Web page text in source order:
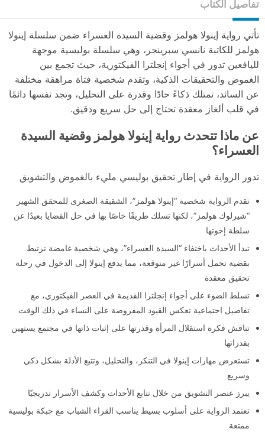
تفاصيل الكتاب
تأتي رواية إينولا هولمز وقضية السيدة العسراء ضمن سلسلة إينولا
هولمز للكاتبة نانسي سبرينجر، وهي سلسلة بوليسية موجهة
لليافعين تدور في أجواء إنجلترا الفيكتورية، حيث تجمع بين
الغموض والتحقيقات الذكية، وتقدم شخصية فتاة مراهقة مختلفة
عن السائد، تمتلك ذكاءً حادًا وقدرة على التحليل، وتجد نفسها دائمًا
في قلب ألغاز معقدة تحتاج إلى حل سريع ودقيق.
عن ماذا تتحدث رواية إينولا هولمز وقضية السيدة
العسراء؟
تدور الرواية في إطار تحقيق بوليسي مليء بالغموض والتشويق
تقدم الرواية شخصية “إينولا هولمز”، الشقيقة الصغرى للمحقق الشهير
“شيرلوك هولمز”، لكنها تسلك طريقًا خاصًا بها في حل القضايا بعيدًا عن
سلطة إخوتها
تبدأ الأحداث باختفاء “السيدة العسراء”، وهي شخصية غامضة ترتبط
بقضية تحمل أسرارًا غير متوقعة، مما يدفع إينولا إلى الدخول في رحلة
تحقيق معقدة
تسلط الضوء على أجواء إنجلترا القديمة في العصر الفيكتوري، مع
تفاصيل اجتماعية تعكس القيود المفروضة على النساء في ذلك الوقت
تناقش فكرة استقلال المرأة وقدرتها على إثبات ذاتها في مجتمع يستهين
بقدراتها
تستعرض مهارات إينولا في التنكر، والتحليل، وتتبع الأدلة بشكل ذكي
وسريع
يبرز عنصر التشويق من خلال تتابع الأحداث وكشف الأسرار تدريجيًا
تعتمد الرواية على أسلوب بسيط يناسب القراء الشباب مع حبكة بوليسية
ممتعة